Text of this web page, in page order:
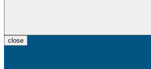
close